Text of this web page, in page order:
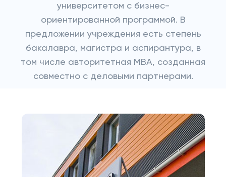
университетом с бизнес-
ориентированной программой. В
предложении учреждения есть степень
бакалавра, магистра и аспирантура, в
том числе авторитетная MBA, созданная
совместно с деловыми партнерами.